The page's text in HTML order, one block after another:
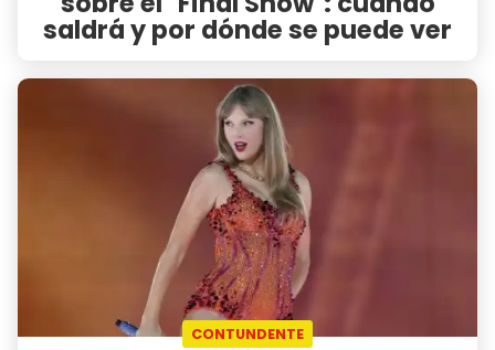
saldrá y por dónde se puede ver
CONTUNDENTE